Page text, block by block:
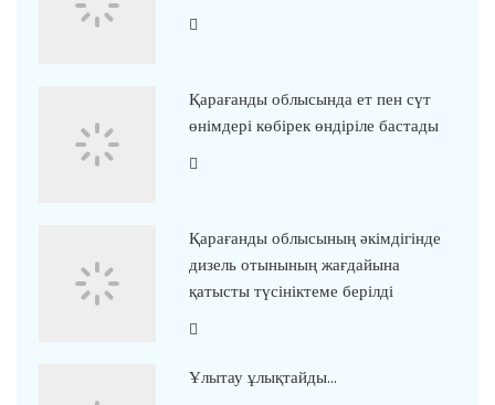
Қарағанды облысында ет пен сүт
өнімдері көбірек өндіріле бастады
Қарағанды облысының әкімдігінде
дизель отынының жағдайына
қатысты түсініктеме берілді
Ұлытау ұлықтайды…